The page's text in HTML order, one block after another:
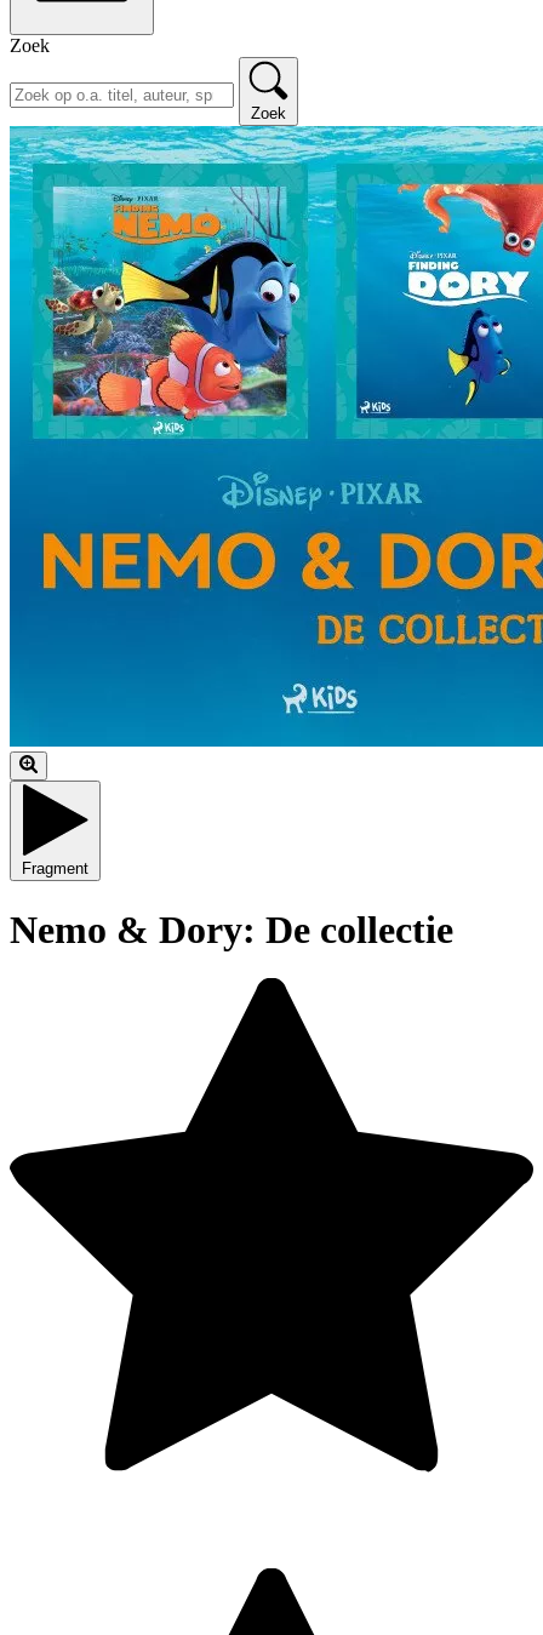
Zoek
Zoek
Fragment
Nemo & Dory: De collectie